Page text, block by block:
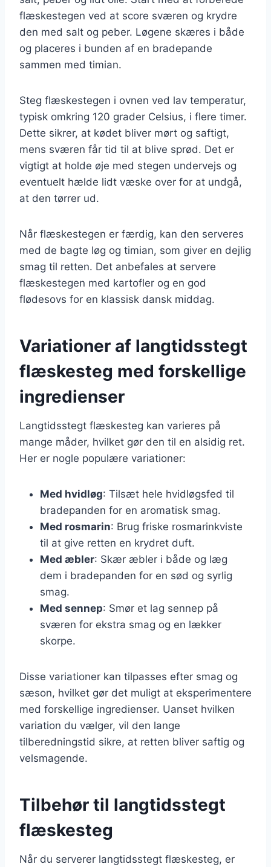
flæskestegen ved at score sværen og krydre
den med salt og peber. Løgene skæres i både
og placeres i bunden af en bradepande
sammen med timian.
Steg flæskestegen i ovnen ved lav temperatur,
typisk omkring 120 grader Celsius, i flere timer.
Dette sikrer, at kødet bliver mørt og saftigt,
mens sværen får tid til at blive sprød. Det er
vigtigt at holde øje med stegen undervejs og
eventuelt hælde lidt væske over for at undgå,
at den tørrer ud.
Når flæskestegen er færdig, kan den serveres
med de bagte løg og timian, som giver en dejlig
smag til retten. Det anbefales at servere
flæskestegen med kartofler og en god
flødesovs for en klassisk dansk middag.
Variationer af langtidsstegt
flæskesteg med forskellige
ingredienser
Langtidsstegt flæskesteg kan varieres på
mange måder, hvilket gør den til en alsidig ret.
Her er nogle populære variationer:
Med hvidløg: Tilsæt hele hvidløgsfed til
bradepanden for en aromatisk smag.
Med rosmarin: Brug friske rosmarinkviste
til at give retten en krydret duft.
Med æbler: Skær æbler i både og læg
dem i bradepanden for en sød og syrlig
smag.
Med sennep: Smør et lag sennep på
sværen for ekstra smag og en lækker
skorpe.
Disse variationer kan tilpasses efter smag og
sæson, hvilket gør det muligt at eksperimentere
med forskellige ingredienser. Uanset hvilken
variation du vælger, vil den lange
tilberedningstid sikre, at retten bliver saftig og
velsmagende.
Tilbehør til langtidsstegt
flæskesteg
Når du serverer langtidsstegt flæskesteg, er